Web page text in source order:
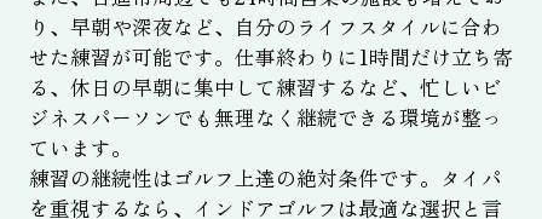
り、早朝や深夜など、自分のライフスタイルに合わ
せた練習が可能です。仕事終わりに1時間だけ立ち寄
る、休日の早朝に集中して練習するなど、忙しいビ
ジネスパーソンでも無理なく継続できる環境が整っ
ています。
練習の継続性はゴルフ上達の絶対条件です。タイパ
を重視するなら、インドアゴルフは最適な選択と言